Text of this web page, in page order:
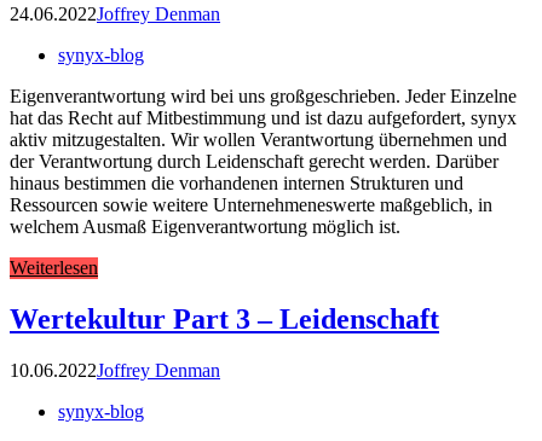
24.06.2022Joffrey Denman
synyx-blog
Eigenverantwortung wird bei uns großgeschrieben. Jeder Einzelne
hat das Recht auf Mitbestimmung und ist dazu aufgefordert, synyx
aktiv mitzugestalten. Wir wollen Verantwortung übernehmen und
der Verantwortung durch Leidenschaft gerecht werden. Darüber
hinaus bestimmen die vorhandenen internen Strukturen und
Ressourcen sowie weitere Unternehmeneswerte maßgeblich, in
welchem Ausmaß Eigenverantwortung möglich ist.
Weiterlesen
Wertekultur Part 3 – Leidenschaft
10.06.2022Joffrey Denman
synyx-blog